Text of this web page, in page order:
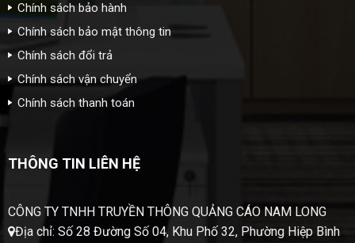
Chính sách bảo hành
Chính sách bảo mật thông tin
Chính sách đổi trả
Chính sách vận chuyển
Chính sách thanh toán
THÔNG TIN LIÊN HỆ
CÔNG TY TNHH TRUYỀN THÔNG QUẢNG CÁO NAM LONG
Địa chỉ: Số 28 Đường Số 04, Khu Phố 32, Phường Hiệp Bình